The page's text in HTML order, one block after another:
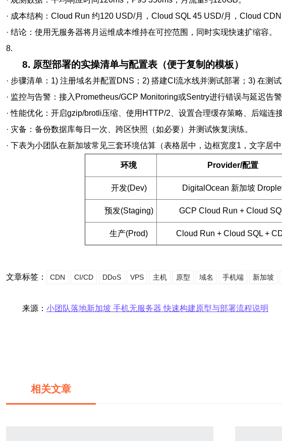
· 成本结构：Cloud Run 约120 USD/月，Cloud SQL 45 USD/月，Cloud
· 结论：使用无服务器将月运维成本维持在可控范围，同时实现快速扩缩容。
8.
8. 原型部署的实操清单与配置表（便于复制的模板）
· 步骤清单：1) 注册域名并配置DNS；2) 搭建CI流水线并测试部署；3) 在测
· 监控与告警：接入Prometheus/GCP Monitoring或Sentry进行错误与延迟告警
· 性能优化：开启gzip/brotli压缩、使用HTTP/2、设置合理缓存策略、后端连接
· 灾备：备份数据库每日一次、跨区快照（如必要）并测试恢复演练。
· 下表为小团队在新加坡常见三套环境估算（表格居中，边框宽度1，文字居中
环境 Provider/配置
开发(Dev) DigitalOcean 新加坡
预发(Staging) GCP Cloud Run + Cloud
生产(Prod) Cloud Run + Cloud SQL +
文章标签： CDN CI/CD DDoS VPS 主机 原型 域名 手机端 新加坡
来源： 小团队落地新加坡 手机无服务器 快速构建原型与部署流程说明
相关文章